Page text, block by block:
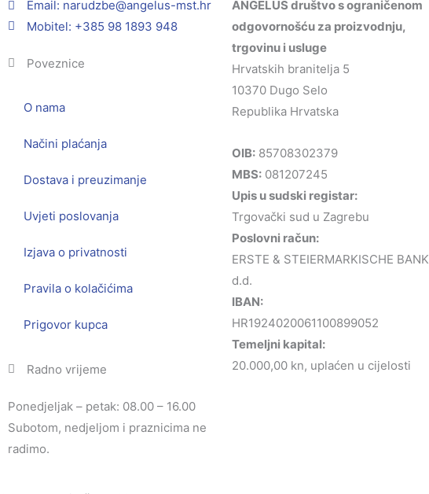
Email: rh.tsm-sulegna
@ebzduran
Mobitel: +385 98 1893 948
Poveznice
O nama
Načini plaćanja
Dostava i preuzimanje
Uvjeti poslovanja
Izjava o privatnosti
Pravila o kolačićima
Prigovor kupca
Radno vrijeme
Ponedjeljak – petak: 08.00 – 16.00
Subotom, nedjeljom i praznicima ne
radimo.
ANGELUS društvo s ograničenom
odgovornošću za proizvodnju,
trgovinu i usluge
Hrvatskih branitelja 5
10370 Dugo Selo
Republika Hrvatska
OIB: 85708302379
MBS: 081207245
Upis u sudski registar:
Trgovački sud u Zagrebu
Poslovni račun:
ERSTE & STEIERMARKISCHE BANK
d.d.
IBAN:
HR1924020061100899052
Temeljni kapital:
20.000,00 kn, uplaćen u cijelosti